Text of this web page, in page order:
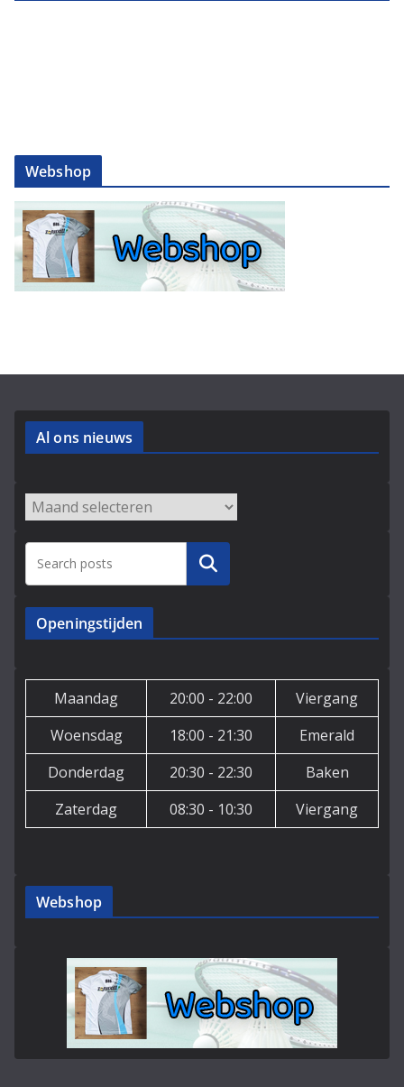
Webshop
Al ons nieuws
Archieven
Zoeken
Openingstijden
Maandag 20:00 - 22:00
Viergang
Woensdag
18:00 - 21:30
Emerald
Donderdag
20:30 - 22:30
Baken
Zaterdag
08:30 - 10:30 Viergang
Webshop